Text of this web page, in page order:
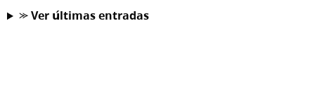
⪼ 𝗩𝗲𝗿 𝘂́𝗹𝘁𝗶𝗺𝗮𝘀 𝗲𝗻𝘁𝗿𝗮𝗱𝗮𝘀